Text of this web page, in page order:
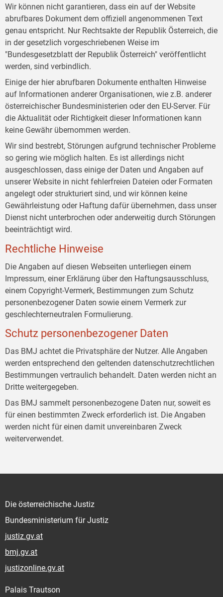
Wir können nicht garantieren, dass ein auf der Website
abrufbares Dokument dem offiziell angenommenen Text
genau entspricht. Nur Rechtsakte der Republik Österreich, die
in der gesetzlich vorgeschriebenen Weise im
"Bundesgesetzblatt der Republik Österreich" veröffentlicht
werden, sind verbindlich.
Einige der hier abrufbaren Dokumente enthalten Hinweise
auf Informationen anderer Organisationen, wie z.B. anderer
österreichischer Bundesministerien oder den EU-Server. Für
die Aktualität oder Richtigkeit dieser Informationen kann
keine Gewähr übernommen werden.
Wir sind bestrebt, Störungen aufgrund technischer Probleme
so gering wie möglich halten. Es ist allerdings nicht
ausgeschlossen, dass einige der Daten und Angaben auf
unserer Website in nicht fehlerfreien Dateien oder Formaten
angelegt oder strukturiert sind, und wir können keine
Gewährleistung oder Haftung dafür übernehmen, dass unser
Dienst nicht unterbrochen oder anderweitig durch Störungen
beeinträchtigt wird.
Rechtliche Hinweise
Die Angaben auf diesen Webseiten unterliegen einem
Impressum, einer Erklärung über den Haftungsausschluss,
einem Copyright-Vermerk, Bestimmungen zum Schutz
personenbezogener Daten sowie einem Vermerk zur
geschlechterneutralen Formulierung.
Schutz personenbezogener Daten
Das BMJ achtet die Privatsphäre der Nutzer. Alle Angaben
werden entsprechend den geltenden datenschutzrechtlichen
Bestimmungen vertraulich behandelt. Daten werden nicht an
Dritte weitergegeben.
Das BMJ sammelt personenbezogene Daten nur, soweit es
für einen bestimmten Zweck erforderlich ist. Die Angaben
werden nicht für einen damit unvereinbaren Zweck
weiterverwendet.
Die österreichische Justiz
Bundesministerium für Justiz
justiz.gv.at
bmj.gv.at
justizonline.gv.at
Palais Trautson